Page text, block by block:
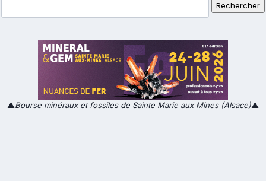
▲Bourse minéraux et fossiles de Sainte Marie aux Mines (Alsace)▲